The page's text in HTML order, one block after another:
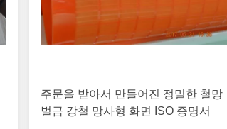
주문을 받아서 만들어진 정밀한 철망
벌금 강철 망사형 화면 ISO 증명서